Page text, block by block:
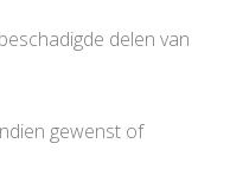
delen van
gewenst of